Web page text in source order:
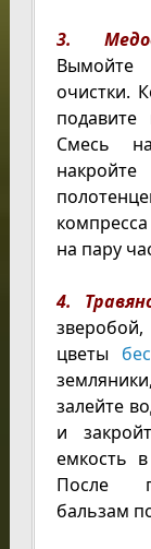
3.
очистки.
Смесь
на пару
4.
цветы
залейте
и
емкость
После
бальзам